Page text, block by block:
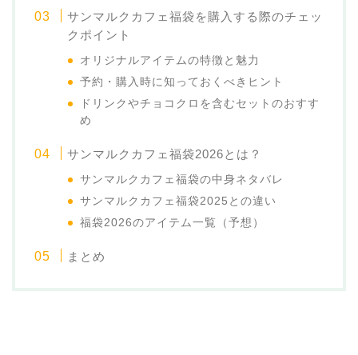
サンマルクカフェ福袋を購入する際のチェッ
クポイント
オリジナルアイテムの特徴と魅力
予約・購入時に知っておくべきヒント
ドリンクやチョコクロを含むセットのおすす
め
サンマルクカフェ福袋2026とは？
サンマルクカフェ福袋の中身ネタバレ
サンマルクカフェ福袋2025との違い
福袋2026のアイテム一覧（予想）
まとめ